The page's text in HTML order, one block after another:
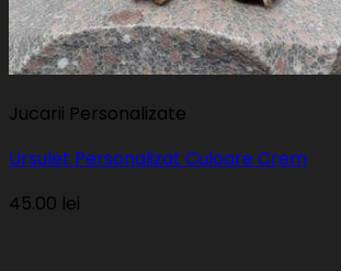
Jucarii Personalizate
Ursulet Personalizat Culoare Crem
45.00 lei